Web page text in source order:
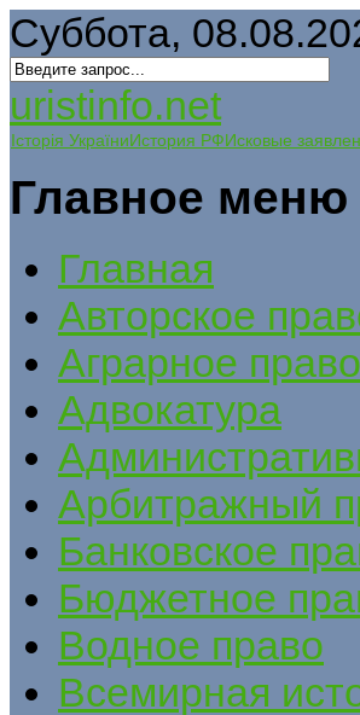
Суббота,
uristinfo.net
Історія УкраїниИстория РФИсковые
Главное меню
Главная
Авторское
Аграрное право
Адвокатура
Арбитражный
Банковское
Бюджетное
Водное право
Всемирная